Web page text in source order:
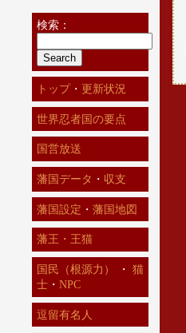
検索：
トップ・ 更新状況
世界忍者国の要点
国営放送
藩国データ ・ 収支
藩国設定 ・ 藩国地図
藩王・王猫
国民（根源力） ・ 猫
士・ NPC
逗留有名人